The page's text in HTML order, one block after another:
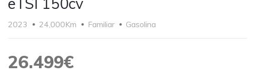
2023 24,000Km Familiar Gasolina
26.499€